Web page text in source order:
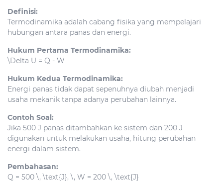
Definisi:
Termodinamika adalah cabang fisika yang mempelajari
hubungan antara panas dan energi.
Hukum Pertama Termodinamika:
\Delta U = Q - W
Hukum Kedua Termodinamika:
Energi panas tidak dapat sepenuhnya diubah menjadi
usaha mekanik tanpa adanya perubahan lainnya.
Contoh Soal:
Jika 500 J panas ditambahkan ke sistem dan 200 J
digunakan untuk melakukan usaha, hitung perubahan
energi dalam sistem.
Pembahasan:
Q = 500 \, \text{J}, \, W = 200 \, \text{J}